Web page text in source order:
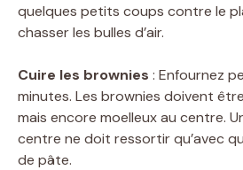
quelques petits coups contre le
chasser les bulles d’air.
Cuire les brownies : Enfournez
minutes. Les brownies doivent
mais encore moelleux au centre.
centre ne doit ressortir qu’avec
de pâte.